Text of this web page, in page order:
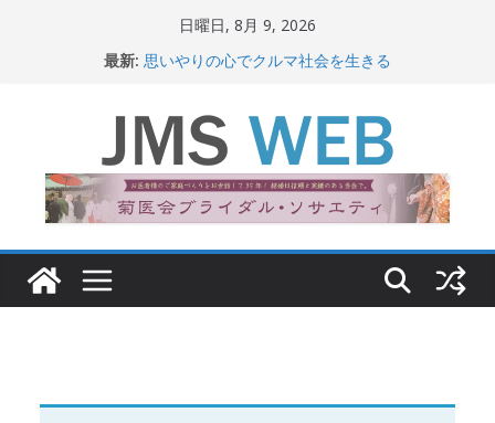
ッ
日曜日, 8月 9, 2026
最新: 思いやりの心でクルマ社会を生きる
関東大震災から100 年
新生ニッポン！